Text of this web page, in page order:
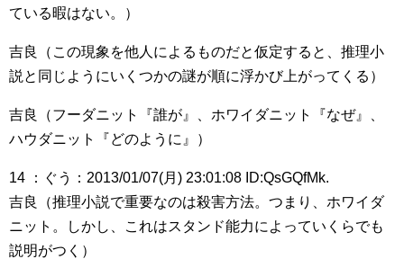
ている暇はない。）
吉良（この現象を他人によるものだと仮定すると、推理小
説と同じようにいくつかの謎が順に浮かび上がってくる）
吉良（フーダニット『誰が』、ホワイダニット『なぜ』、
ハウダニット『どのように』）
14 ：ぐう：2013/01/07(月) 23:01:08 ID:QsGQfMk.
吉良（推理小説で重要なのは殺害方法。つまり、ホワイダ
ニット。しかし、これはスタンド能力によっていくらでも
説明がつく）